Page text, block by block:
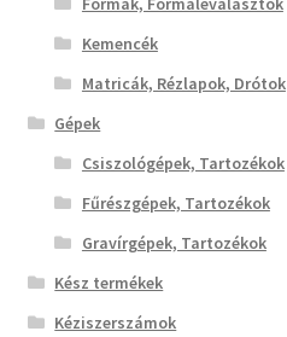
Kemencék
Matricák, Rézlapok, Drótok
Gépek
Csiszológépek, Tartozékok
Fűrészgépek, Tartozékok
Gravírgépek, Tartozékok
Kész termékek
Kéziszerszámok